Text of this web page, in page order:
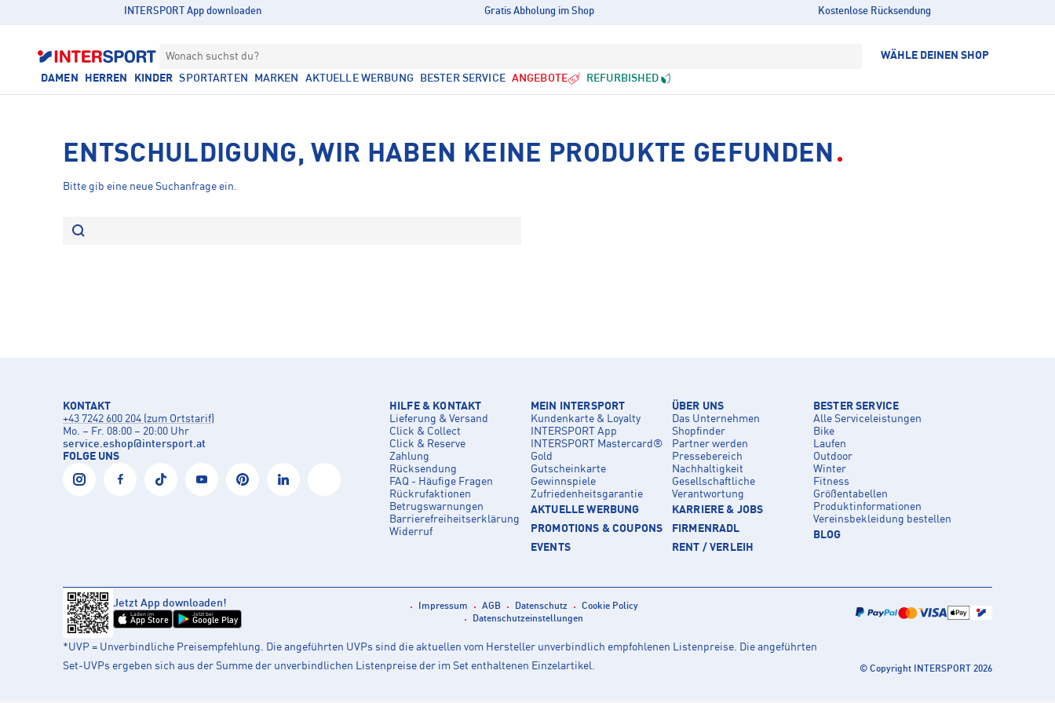
INTERSPORT App downloaden Gratis Abholung im Shop Kostenlose Rücksendung
Wonach suchst du? WÄHLE DEINEN SHOP
DAMEN HERREN KINDER SPORTARTEN MARKEN AKTUELLE WERBUNG BESTER SERVICE ANGEBOTE REFURBISHED
ENTSCHULDIGUNG, WIR HABEN KEINE PRODUKTE GEFUNDEN
Bitte gib eine neue Suchanfrage ein.
KONTAKT
+43 7242 600 204 (zum Ortstarif)
Mo. – Fr. 08:00 – 20:00 Uhr
service.eshop@intersport.at
FOLGE UNS
HILFE & KONTAKT
Lieferung & Versand
Click & Collect
Click & Reserve
Zahlung
Rücksendung
FAQ - Häufige Fragen
Rückrufaktionen
Betrugswarnungen
Barrierefreiheitserklärung
Widerruf
MEIN INTERSPORT
Kundenkarte & Loyalty
INTERSPORT App
INTERSPORT Mastercard®
Gold
Gutscheinkarte
Gewinnspiele
Zufriedenheitsgarantie
AKTUELLE WERBUNG
PROMOTIONS & COUPONS
EVENTS
ÜBER UNS
Das Unternehmen
Shopfinder
Partner werden
Pressebereich
Nachhaltigkeit
Gesellschaftliche
Verantwortung
KARRIERE & JOBS
FIRMENRADL
RENT / VERLEIH
BESTER SERVICE
Alle Serviceleistungen
Bike
Laufen
Outdoor
Winter
Fitness
Größentabellen
Produktinformationen
Vereinsbekleidung bestellen
BLOG
Jetzt App downloaden!
Laden im
App Store
Jetzt bei
Google Play
Impressum AGB Datenschutz
Cookie Policy
Datenschutzeinstellungen
*UVP = Unverbindliche Preisempfehlung. Die angeführten UVPs sind die aktuellen vom Hersteller unverbindlich empfohlenen Listenpreise. Die angeführten
Set-UVPs ergeben sich aus der Summe der unverbindlichen Listenpreise der im Set enthaltenen Einzelartikel.
© Copyright INTERSPORT 2026